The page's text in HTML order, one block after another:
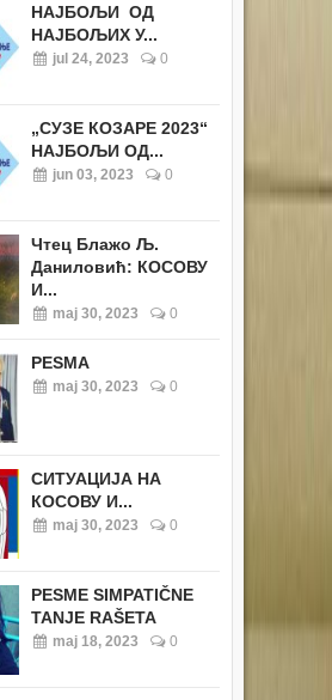
НАЈБОЉИ ОД
НАЈБОЉИХ У...
jul 24, 2023 0
„СУЗЕ КОЗАРЕ 2023“
НАЈБОЉИ ОД...
jun 03, 2023 0
Чтец Блажо Љ.
Даниловић: КОСОВУ
И...
maj 30, 2023 0
PESMA
maj 30, 2023 0
СИТУАЦИЈА НА
КОСОВУ И...
maj 30, 2023 0
PESME SIMPATIČNE
TANJE RAŠETA
maj 18, 2023 0